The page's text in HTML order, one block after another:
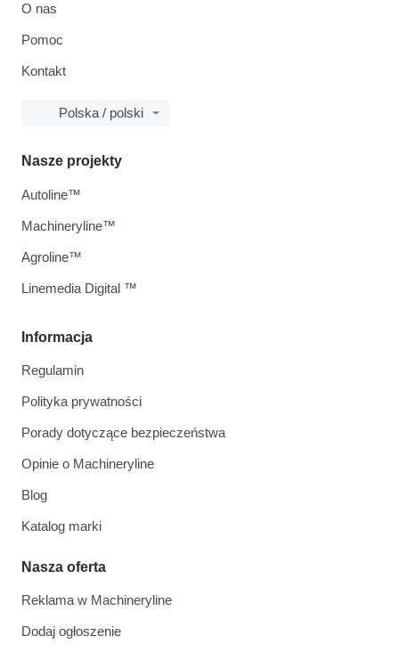
O nas
Pomoc
Kontakt
Polska / polski
Informacja
Regulamin
Polityka prywatności
Porady dotyczące bezpieczeństwa
Opinie o Machineryline
Blog
Katalog marki
Nasza oferta
Reklama w Machineryline
Dodaj ogłoszenie
Nasze projekty
Autoline™
Machineryline™
Agroline™
Linemedia Digital ™